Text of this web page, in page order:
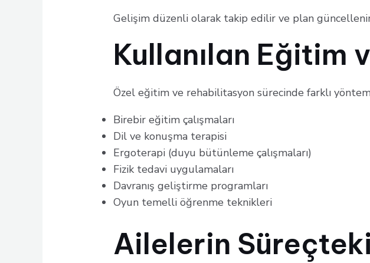
Gelişim düzenli olarak takip edilir ve plan
Kullanılan Eğitim
Özel eğitim ve rehabilitasyon sürecinde farklı
Birebir eğitim çalışmaları
Dil ve konuşma terapisi
Ergoterapi (duyu bütünleme çalışmaları)
Fizik tedavi uygulamaları
Davranış geliştirme programları
Oyun temelli öğrenme teknikleri
Ailelerin